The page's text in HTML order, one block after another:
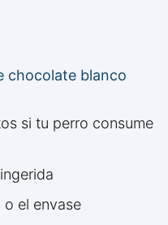
chocolate blanco
si tu perro consume
el envase